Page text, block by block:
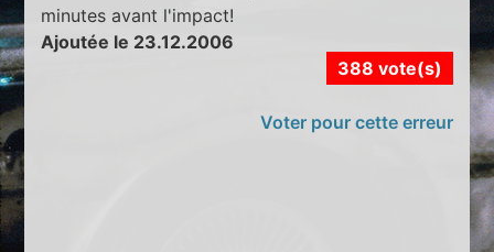
minutes avant l'impact!
Ajoutée le 23.12.2006
388 vote(s)
Voter pour cette erreur